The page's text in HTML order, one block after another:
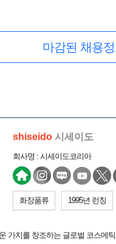
마감된 채용
shiseido 시세이도
회사명 : 시세이도코리아
화장품류 1995년 런칭
가치를 창조하는 글로벌 코스메